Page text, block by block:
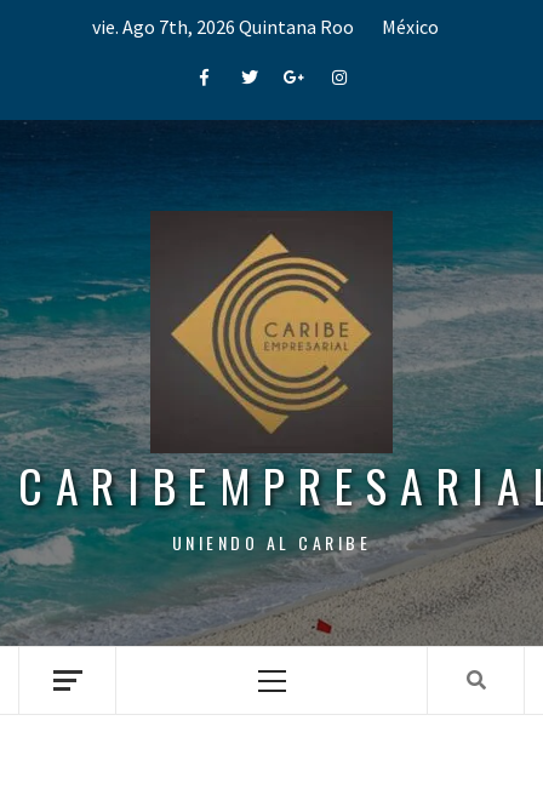
vie. Ago 7th, 2026 Quintana Roo México
FacebookTwitterGoogle+Instagram
UNIENDO AL CARIBE
Menu